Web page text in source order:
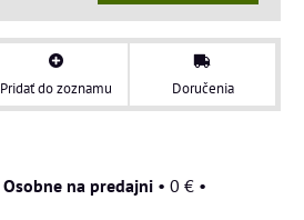
Pridať do zoznamu Doručenia
Osobne na predajni • 0 € •